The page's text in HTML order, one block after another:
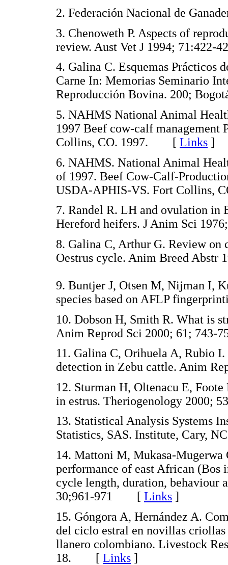
2. Federación Nacional de
3. Chenoweth P. Aspects of
review. Aust Vet J 1994;
4. Galina C. Esquemas Prácticos
Carne In: Memorias Seminario
Reproducción Bovina. 200;
5. NAHMS National Animal
1997 Beef cow-calf management
Collins, CO. 1997. [ Links ]
6. NAHMS. National Animal
of 1997. Beef Cow-Calf-
USDA-APHIS-VS. Fort
7. Randel R. LH and ovulation in
Hereford heifers. J Anim Sci
8. Galina C, Arthur G. Review on
Oestrus cycle. Anim Breed
9. Buntjer J, Otsen M, Nijman I,
species based on AFLP
10. Dobson H, Smith R. What is
Anim Reprod Sci 2000; 61;
11. Galina C, Orihuela A, Rubio
detection in Zebu cattle. Anim
12. Sturman H, Oltenacu E,
in estrus. Theriogenology
13. Statistical Analysis Systems
Statistics, SAS. Institute,
14. Mattoni M, Mukasa-Mugerwa
performance of east African (Bos
cycle length, duration, behaviour
30;961-971 [ Links ]
15. Góngora A, Hernández A.
del ciclo estral en novillas criollas
llanero colombiano. Livestock
18. [ Links ]